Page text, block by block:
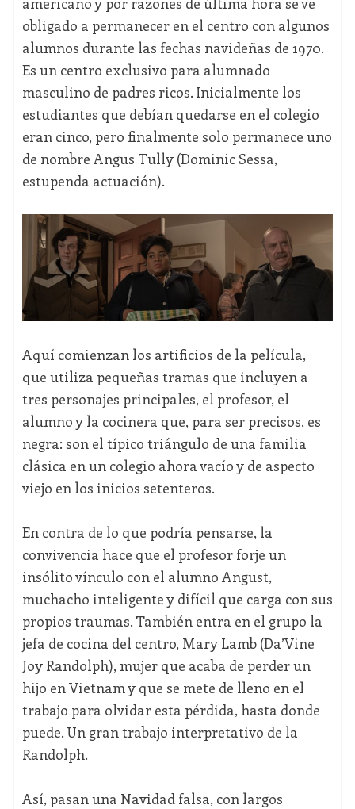
obligado a permanecer en el centro con algunos
alumnos durante las fechas navideñas de 1970.
Es un centro exclusivo para alumnado
masculino de padres ricos. Inicialmente los
estudiantes que debían quedarse en el colegio
eran cinco, pero finalmente solo permanece uno
de nombre Angus Tully (Dominic Sessa,
estupenda actuación).
Aquí comienzan los artificios de la película,
que utiliza pequeñas tramas que incluyen a
tres personajes principales, el profesor, el
alumno y la cocinera que, para ser precisos, es
negra: son el típico triángulo de una familia
clásica en un colegio ahora vacío y de aspecto
viejo en los inicios setenteros.
En contra de lo que podría pensarse, la
convivencia hace que el profesor forje un
insólito vínculo con el alumno Angust,
muchacho inteligente y difícil que carga con sus
propios traumas. También entra en el grupo la
jefa de cocina del centro, Mary Lamb (Da’Vine
Joy Randolph), mujer que acaba de perder un
hijo en Vietnam y que se mete de lleno en el
trabajo para olvidar esta pérdida, hasta donde
puede. Un gran trabajo interpretativo de la
Randolph.
Así, pasan una Navidad falsa, con largos